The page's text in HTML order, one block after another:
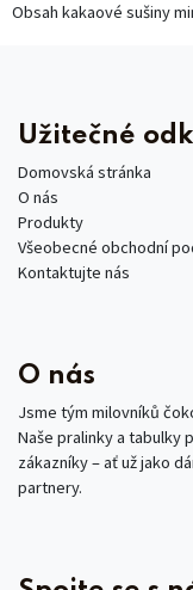
Obsah kakaové sušiny
Užitečné
Domovská stránka
O nás
Produkty
Všeobecné obchodní
Kontaktujte nás
O nás
Jsme tým milovníků
Naše pralinky a tabulky
zákazníky – ať už jako
partnery.